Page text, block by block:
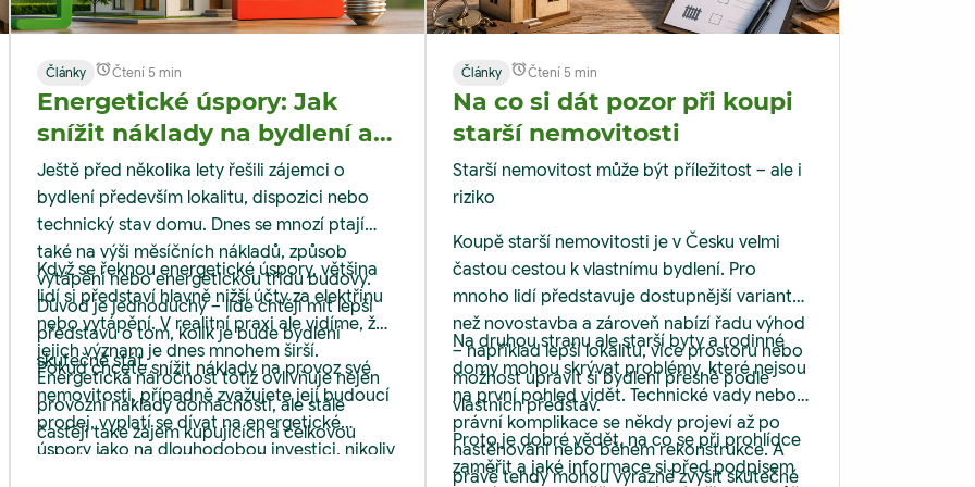
Články Čtení 5 min
Energetické úspory: Jak
snížit náklady na bydlení až
o 30 % | M&M Reality
Ještě před několika lety řešili zájemci o
bydlení především lokalitu, dispozici nebo
technický stav domu. Dnes se mnozí ptají
také na výši měsíčních nákladů, způsob
vytápění nebo energetickou třídu budovy.
Důvod je jednoduchý – lidé chtějí mít lepší
představu o tom, kolik je bude bydlení
skutečně stát.
Když se řeknou energetické úspory, většina
lidí si představí hlavně nižší účty za elektřinu
nebo vytápění. V realitní praxi ale vidíme, že
jejich význam je dnes mnohem širší.
Energetická náročnost totiž ovlivňuje nejen
provozní náklady domácnosti, ale stále
častěji také zájem kupujících a celkovou
atraktivitu nemovitosti na trhu.
Pokud chcete snížit náklady na provoz své
nemovitosti, případně zvažujete její budoucí
prodej, vyplatí se dívat na energetické
úspory jako na dlouhodobou investici, nikoliv
Články Čtení 5 min
Na co si dát pozor při koupi
starší nemovitosti
Starší nemovitost může být příležitost – ale i
riziko
Koupě starší nemovitosti je v Česku velmi
častou cestou k vlastnímu bydlení. Pro
mnoho lidí představuje dostupnější variantu
než novostavba a zároveň nabízí řadu výhod
– například lepší lokalitu, více prostoru nebo
možnost upravit si bydlení přesně podle
vlastních představ.
Na druhou stranu ale starší byty a rodinné
domy mohou skrývat problémy, které nejsou
na první pohled vidět. Technické vady nebo
právní komplikace se někdy projeví až po
nastěhování nebo během rekonstrukce. A
právě tehdy mohou výrazně zvýšit skutečné
Proto je dobré vědět, na co se při prohlídce
zaměřit a jaké informace si před podpisem